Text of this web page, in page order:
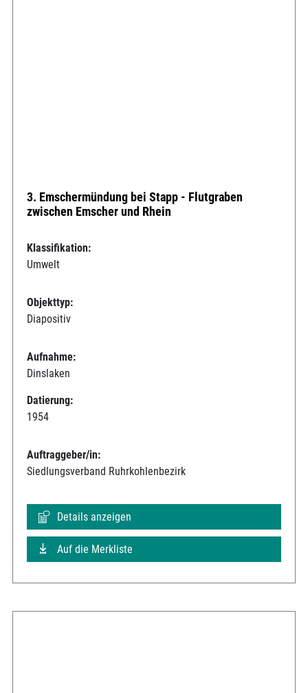
3. Emschermündung bei Stapp - Flutgraben
zwischen Emscher und Rhein
Klassifikation:
Umwelt
Objekttyp:
Diapositiv
Aufnahme:
Dinslaken
Datierung:
1954
Auftraggeber/in:
Siedlungsverband Ruhrkohlenbezirk
Details anzeigen
Auf die Merkliste